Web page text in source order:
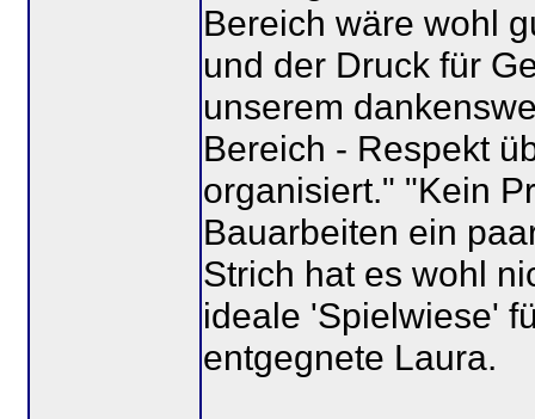
Bereich wäre wohl
und der Druck für
unserem
Bereich - Respekt
organisiert." "Kein
Bauarbeiten ein
Strich hat es wohl
ideale 'Spielwiese'
entgegnete Laura.